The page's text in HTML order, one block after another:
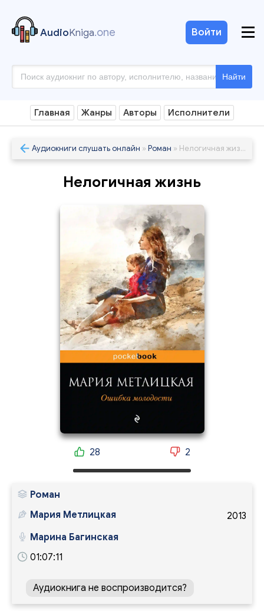
AudioKniga.one
Найти
Войти
Главная Жанры Авторы Исполнители
Аудиокниги слушать онлайн » Роман » Нелогичная жизнь
Нелогичная жизнь
28 2
Роман
2013
Мария Метлицкая
Марина Багинская
01:07:11
Аудиокнига не воспроизводится?